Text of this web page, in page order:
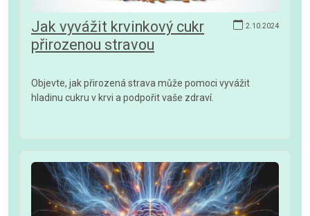
2.10.2024
Jak vyvážit krvinkový cukr
přirozenou stravou
Objevte, jak přirozená strava může pomoci vyvážit
hladinu cukru v krvi a podpořit vaše zdraví.